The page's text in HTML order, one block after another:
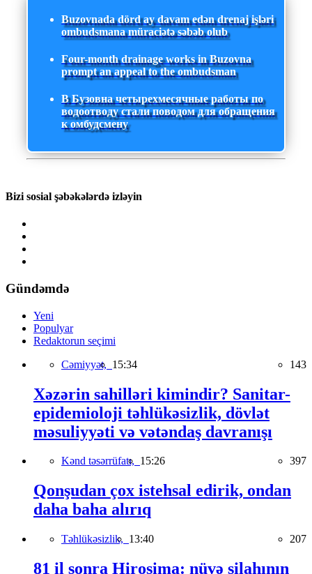
Buzovnada dörd ay davam edən drenaj işləri
ombudsmana müraciətə səbəb olub
Four-month drainage works in Buzovna
prompt an appeal to the ombudsman
В Бузовна четырехмесячные работы по
водоотводу стали поводом для обращения
к омбудсмену
Bizi sosial şəbəkələrdə izləyin
Gündəmdə
Yeni
Populyar
Redaktorun seçimi
Cəmiyyət, 15:34 143
Xəzərin sahilləri kimindir? Sanitar-
epidemioloji təhlükəsizlik, dövlət
məsuliyyəti və vətəndaş davranışı
Kənd təsərrüfatı, 15:26 397
Qonşudan çox istehsal edirik, ondan
daha baha alırıq
Təhlükəsizlik, 13:40 207
81 il sonra Hiroşima: nüvə silahının